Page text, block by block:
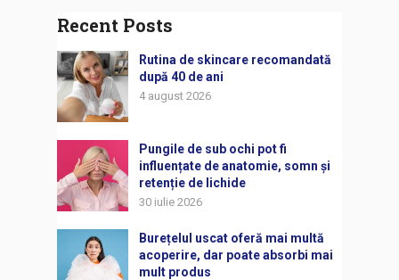
Recent Posts
Rutina de skincare recomandată
după 40 de ani
4 august 2026
Pungile de sub ochi pot fi
influențate de anatomie, somn și
retenție de lichide
30 iulie 2026
Burețelul uscat oferă mai multă
acoperire, dar poate absorbi mai
mult produs